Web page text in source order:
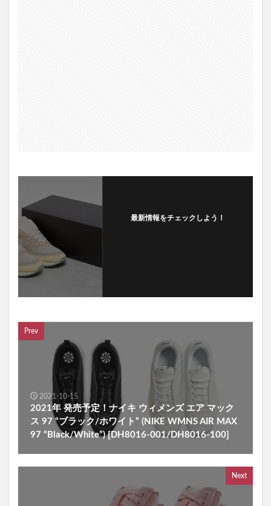
最新情報をチェックしよう！
Prev
2021-10-15
2021年 発売予定！ナイキ ウィメンズ エア マック
ス 97 “ブラック/ホワイト” (NIKE WMNS AIR MAX
97 “Black/White”) [DH8016-001/DH8016-100]
Next